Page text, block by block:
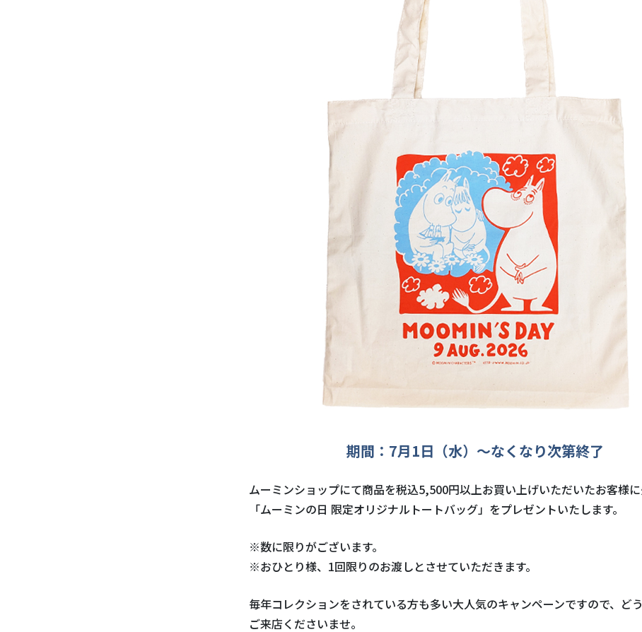
期間：7月1日（水）～なくなり次第終了
ムーミンショップにて商品を税込5,500円以上お買い上げいただいたお客様に
「ムーミンの日 限定オリジナルトートバッグ」をプレゼントいたします。
※数に限りがございます。
※おひとり様、1回限りのお渡しとさせていただきます。
毎年コレクションをされている方も多い大人気のキャンペーンですので、ど
ご来店くださいませ。